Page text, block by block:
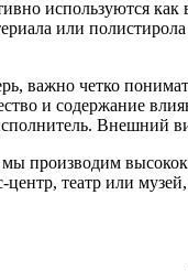
используются
или
важно четко
и содержание
Внешний
производим
театр или